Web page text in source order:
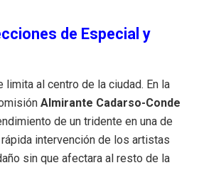
de Especial y
limita al centro de la ciudad. En la
Almirante Cadarso-Conde
de un tridente en una de
intervención de los artistas
sin que afectara al resto de la